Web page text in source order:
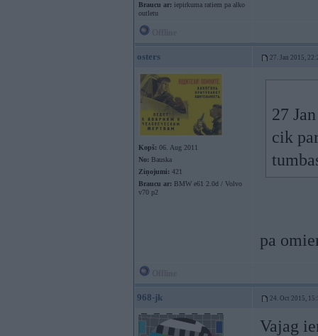
Braucu ar: iepirkuma ratiem pa alko
outletu
osters 27. Jan 2015,
Kopš: 06. Aug 2011
No: Bauska
Ziņojumi: 421
Braucu ar: BMW e61 2.0d / Volvo
v70 p2
27
cik
pa
968-jk 24. Oct 2015,
Vajag